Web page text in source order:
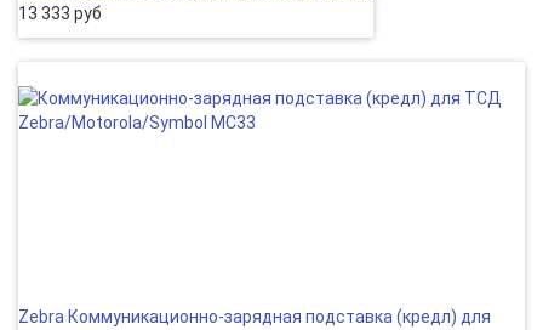
13 333 руб
Zebra Коммуникационно-зарядная подставка (кредл) для